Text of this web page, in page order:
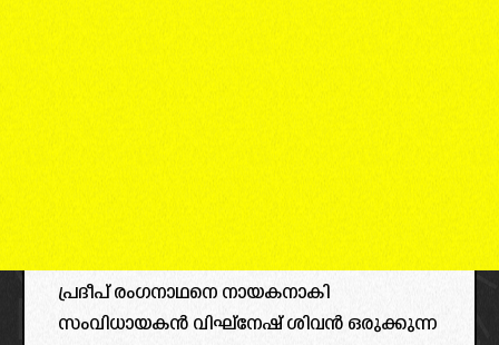
പ്രദീപ് രംഗനാഥനെ നായകനാകി
സംവിധായകൻ വിഘ്നേഷ് ശിവൻ ഒരുക്കുന്ന